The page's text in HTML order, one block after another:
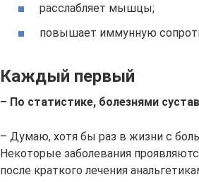
расслабляет мышцы;
повышает иммунную
Каждый первый
– По статистике, ­болезнями
– Думаю, хотя бы раз в жизни с
Некоторые заболевания
после краткого лечения